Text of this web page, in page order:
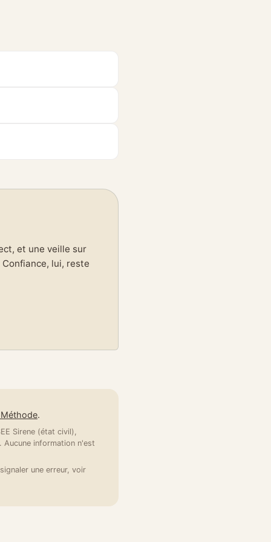
et une veille sur
lui, reste
.
Sirene (état civil),
Aucune information n'est
une erreur, voir